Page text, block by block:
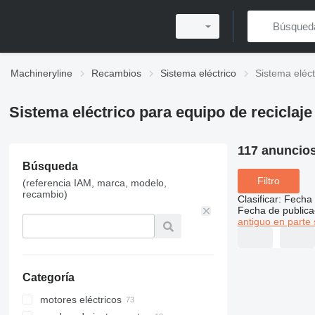
Machineryline Recambios Sistema eléctrico Sistema
Sistema eléctrico para equipo de reciclaje
Búsqueda
(referencia IAM, marca, modelo,
recambio)
Categoría
motores eléctricos
117
Filtro
Clasificar: Fecha
Fecha de
antiguo en parte